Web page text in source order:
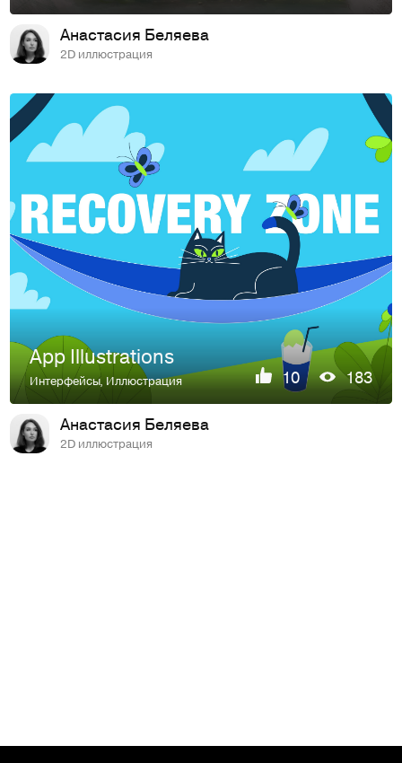
Анастасия Беляева
2D иллюстрация
App Illustrations
Интерфейсы,Иллюстрация 10 183
Анастасия Беляева
2D иллюстрация